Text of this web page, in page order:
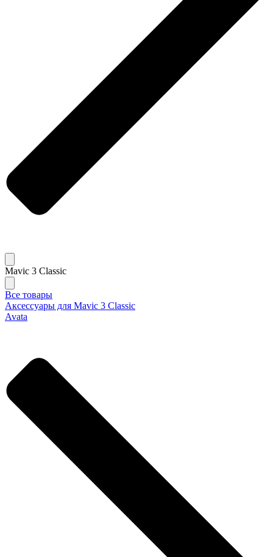
Mavic 3 Classic
Все товары
Аксессуары для Mavic 3 Classic
Avata